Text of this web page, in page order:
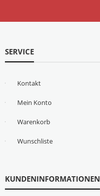
SERVICE
Kontakt
Mein Konto
Warenkorb
Wunschliste
KUNDENINFORMATIONEN